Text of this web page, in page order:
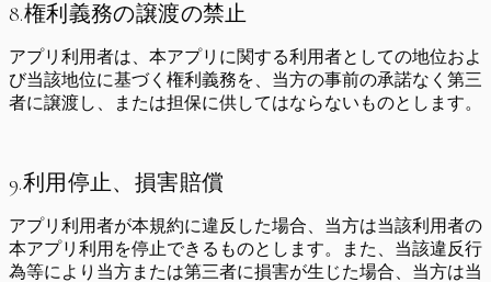
8.権利義務の譲渡の禁止
アプリ利用者は、本アプリに関する利用者としての地位およ
び当該地位に基づく権利義務を、当方の事前の承諾なく第三
者に譲渡し、または担保に供してはならないものとします。
9.利用停止、損害賠償
アプリ利用者が本規約に違反した場合、当方は当該利用者の
本アプリ利用を停止できるものとします。また、当該違反行
為等により当方または第三者に損害が生じた場合、当方は当